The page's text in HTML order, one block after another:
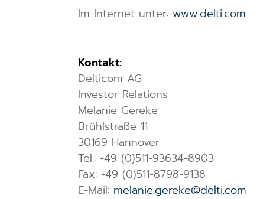
Im Internet unter: www.delti.com
Kontakt:
Delticom AG
Investor Relations
Melanie Gereke
Brühlstraße 11
30169 Hannover
Tel.: +49 (0)511-93634-8903
Fax: +49 (0)511-8798-9138
E-Mail: melanie.gereke@delti.com